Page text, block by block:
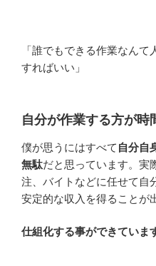
「誰でもできる作業なん
すればいい」
自分が作業する方が時
僕が思うにはすべて 自分自
無駄だと思っています。実
注、バイトなどに任せて自
安定的な収入を得ることが
仕組化する事ができていま